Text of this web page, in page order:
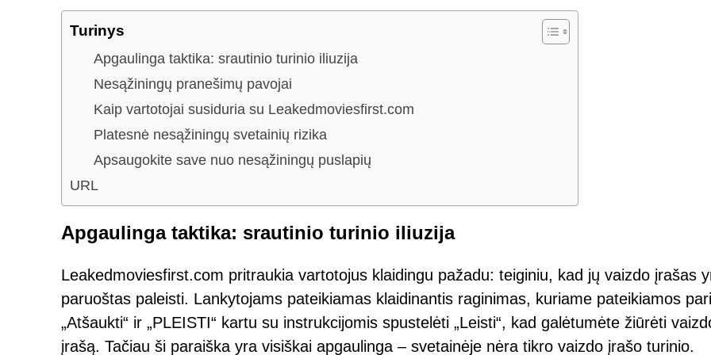
Turinys
Apgaulinga taktika: srautinio turinio iliuzija
Nesąžiningų pranešimų pavojai
Kaip vartotojai susiduria su Leakedmoviesfirst.com
Platesnė nesąžiningų svetainių rizika
Apsaugokite save nuo nesąžiningų puslapių
URL
Apgaulinga taktika: srautinio turinio iliuzija
Leakedmoviesfirst.com pritraukia vartotojus klaidingu pažadu: teiginiu, kad jų vaizdo įrašas
paruoštas paleisti. Lankytojams pateikiamas klaidinantis raginimas, kuriame pateikiamos
„Atšaukti“ ir „PLEISTI“ kartu su instrukcijomis spustelėti „Leisti“, kad galėtumėte žiūrėti
įrašą. Tačiau ši paraiška yra visiškai apgaulinga – svetainėje nėra tikro vaizdo įrašo turinio.